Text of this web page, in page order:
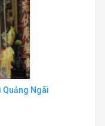
Quảng Ngãi